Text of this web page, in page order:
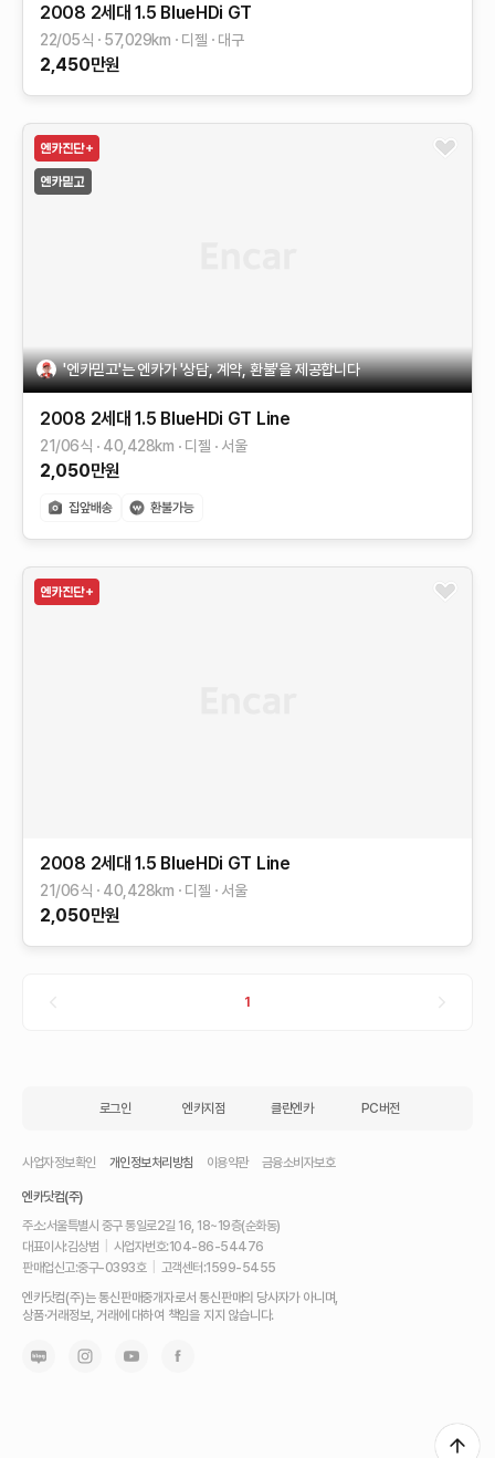
2008 2세대 1.5 BlueHDi GT
22/05식 57,029km 디젤 대구
2,450만원
'엔카믿고'는 엔카가 '상담, 계약, 환불'을 제공합니다
2008 2세대 1.5 BlueHDi GT Line
21/06식 40,428km 디젤 서울
2,050만원
2008 2세대 1.5 BlueHDi GT Line
21/06식 40,428km 디젤 서울
2,050만원
1
로그인 엔카지점 클린엔카 PC버전
사업자정보확인 개인정보처리방침 이용약관 금융소비자보호
엔카닷컴(주)
주소:서울특별시 중구 통일로2길 16, 18~19층(순화동)
대표이사:김상범 사업자번호:104-86-54476
판매업신고:중구-0393호 고객센터:1599-5455
차
를
고
엔카닷컴(주)는 통신판매중개자로서 통신판매의 당사자가 아니며,
상품·거래정보, 거래에 대하여 책임을 지지 않습니다.